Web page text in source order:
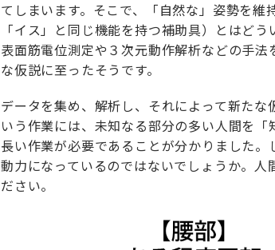
てしまいます。そこで、「自然な」姿勢を
「イス」と同じ機能を持つ補助具）とはど
表面筋電位測定や３次元動作解析などの手
な仮説に至ったそうです。
データを集め、解析し、それによって新た
いう作業には、未知なる部分の多い人間を
長い作業が必要であることが分かりました
動力になっているのではないでしょうか。
ださい。